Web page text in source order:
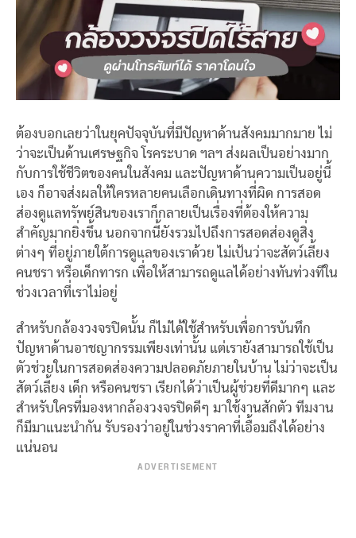
ต้องบอกเลยว่าในยุคปัจจุบันที่มีปัญหาด้านสังคมมากมาย ไม่
ว่าจะเป็นด้านเศรษฐกิจ โรคระบาด ฯลฯ ส่งผลเป็นอย่างมาก
กับการใช้ชีวิตของคนในสังคม และปัญหาด้านความเป็นอยู่นี้
เอง ก็อาจส่งผลให้ใครหลายคนเลือกเดินทางที่ผิด การสอด
ส่องดูแลทรัพย์สินของเราก็กลายเป็นเรื่องที่ต้องให้ความ
สำคัญมากยิ่งขึ้น นอกจากนี้ยังรวมไปถึงการสอดส่องดูสิ่ง
ต่างๆ ที่อยู่ภายใต้การดูแลของเราด้วย ไม่เป้นว่าจะสัตว์เลี้ยง
คนชรา หรือเด็กทารก เพื่อให้สามารถดูแลได้อย่างทันท่วงทีใน
ช่วงเวลาที่เราไม่อยู่
สำหรับกล้องวงจรปิดนั้น ก็ไม่ได้ใช้สำหรับเพื่อการบันทึก
ปัญหาด้านอาชญากรรมเพียงเท่านั้น แต่เรายังสามารถใช้เป็น
ตัวช่วยในการสอดส่องความปลอดภัยภายในบ้าน ไม่ว่าจะเป็น
สัตว์เลี้ยง เด็ก หรือคนชรา เรียกได้ว่าเป็นผู้ช่วยที่ดีมากๆ และ
สำหรับใครที่มองหากล้องวงจรปิดดีๆ มาใช้งานสักตัว ทีมงาน
ก็มีมาแนะนำกัน รับรองว่าอยู่ในช่วงราคาที่เอื้อมถึงได้อย่าง
แน่นอน
ADVERTISEMENT